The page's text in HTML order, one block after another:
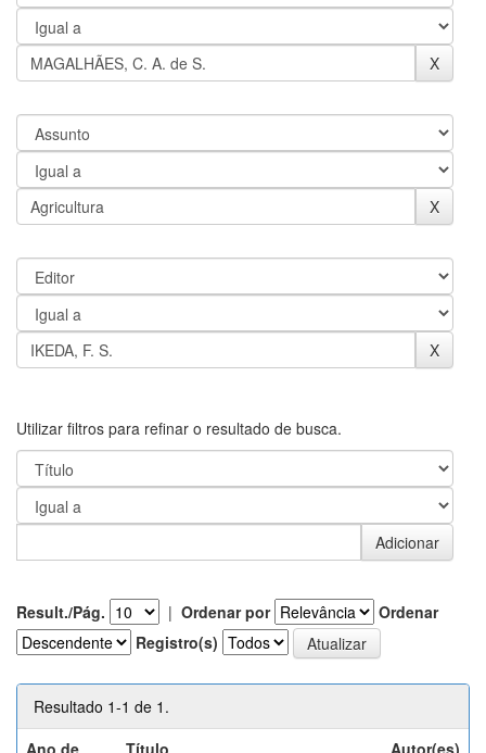
Utilizar filtros para refinar o resultado de busca.
Result./Pág. | Ordenar por
Ordenar
Registro(s)
Resultado 1-1 de 1.
Ano de
Título Autor(es)